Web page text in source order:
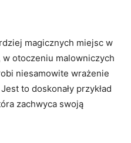
magicznych miejsc w
w otoczeniu malowniczych
niesamowite wrażenie
to doskonały przykład
zachwyca swoją